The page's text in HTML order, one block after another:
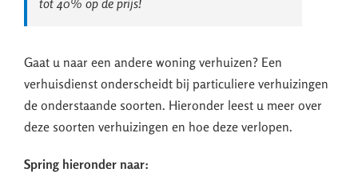
Gaat u naar een andere woning verhuizen? Een
verhuisdienst onderscheidt bij particuliere verhuizingen
de onderstaande soorten. Hieronder leest u meer over
deze soorten verhuizingen en hoe deze verlopen.
Spring hieronder naar: